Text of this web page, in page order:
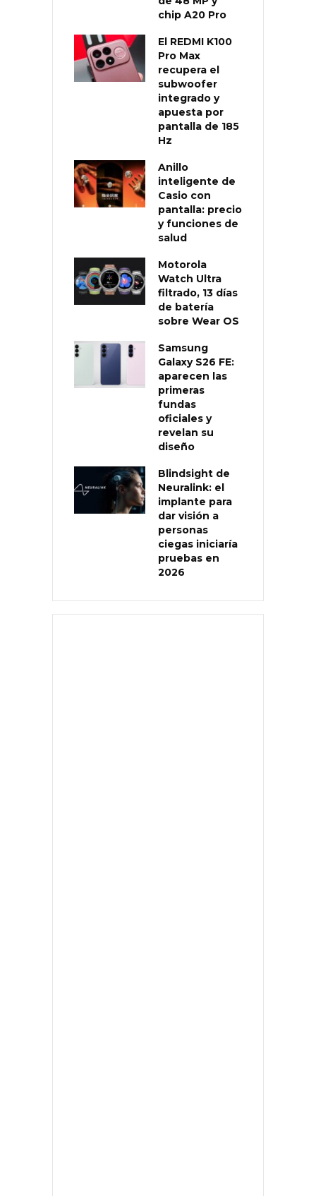
chip A20 Pro
El REDMI K100
Pro Max
recupera el
subwoofer
integrado y
apuesta por
pantalla de 185
Hz
Anillo
inteligente de
Casio con
pantalla: precio
y funciones de
salud
Motorola
Watch Ultra
filtrado, 13 días
de batería
sobre Wear OS
Samsung
Galaxy S26 FE:
aparecen las
primeras
fundas
oficiales y
revelan su
diseño
Blindsight de
Neuralink: el
implante para
dar visión a
personas
ciegas iniciaría
pruebas en
2026